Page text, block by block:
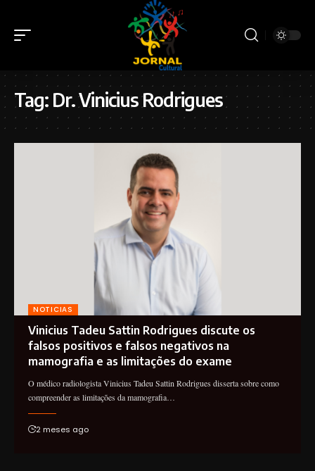
Tag: Dr. Vinicius Rodrigues
NOTICIAS
Vinicius Tadeu Sattin Rodrigues discute os
falsos positivos e falsos negativos na
mamografia e as limitações do exame
O médico radiologista Vinicius Tadeu Sattin Rodrigues disserta sobre como
compreender as limitações da mamografia…
2 meses ago